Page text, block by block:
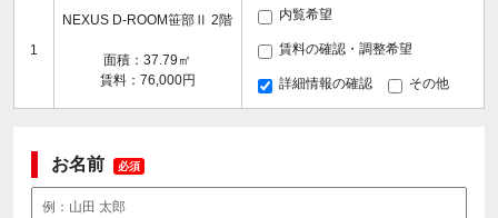
1
NEXUS D-ROOM笹部Ⅱ 2階
面積：37.79㎡
賃料：76,000円
内覧希望
賃料の確認・調整希望
詳細情報の確認 その他
お名前 必須